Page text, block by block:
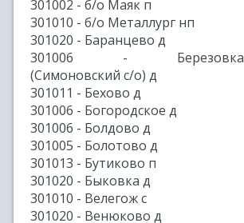
301002 - б/о Маяк п
301010 - б/о Металлург нп
301020 - Баранцево д
301006 - Березовка
(Симоновский с/о) д
301011 - Бехово д
301006 - Богородское д
301006 - Болдово д
301005 - Болотово д
301013 - Бутиково п
301020 - Быковка д
301010 - Велегож с
301020 - Венюково д